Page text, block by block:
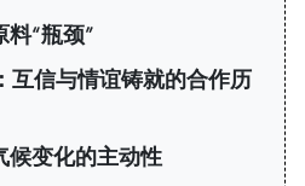
“瓶颈”
互信与情谊铸就的合作历
候变化的主动性